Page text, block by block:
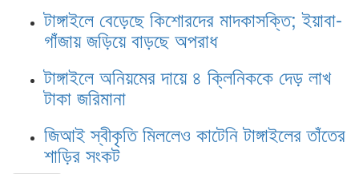
টাঙ্গাইলে বেড়েছে কিশোরদের মাদকাসক্তি; ইয়াবা-
গাঁজায় জড়িয়ে বাড়ছে অপরাধ
টাঙ্গাইলে অনিয়মের দায়ে ৪ ক্লিনিককে দেড় লাখ
টাকা জরিমানা
জিআই স্বীকৃতি মিললেও কাটেনি টাঙ্গাইলের তাঁতের
শাড়ির সংকট